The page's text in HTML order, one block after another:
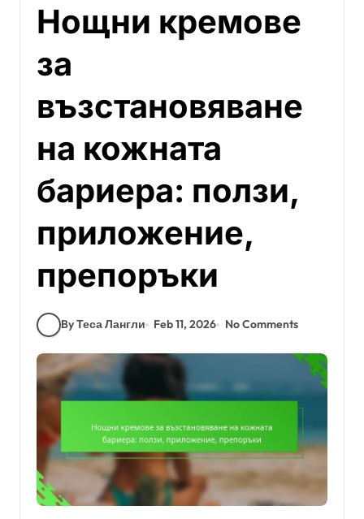
Нощни кремове
за
възстановяване
на кожната
бариера: ползи,
приложение,
препоръки
By Теса Лангли Feb 11, 2026 No Comments